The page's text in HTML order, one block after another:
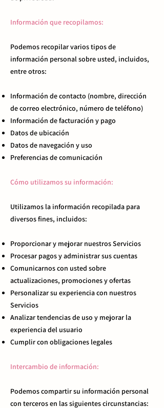
Información que recopilamos:
Podemos recopilar varios tipos de
información personal sobre usted, incluidos,
entre otros:
Información de contacto (nombre, dirección
de correo electrónico, número de teléfono)
Información de facturación y pago
Datos de ubicación
Datos de navegación y uso
Preferencias de comunicación
Cómo utilizamos su información:
Utilizamos la información recopilada para
diversos fines, incluidos:
Proporcionar y mejorar nuestros Servicios
Procesar pagos y administrar sus cuentas
Comunicarnos con usted sobre
actualizaciones, promociones y ofertas
Personalizar su experiencia con nuestros
Servicios
Analizar tendencias de uso y mejorar la
experiencia del usuario
Cumplir con obligaciones legales
Intercambio de información:
Podemos compartir su información personal
con terceros en las siguientes circunstancias: